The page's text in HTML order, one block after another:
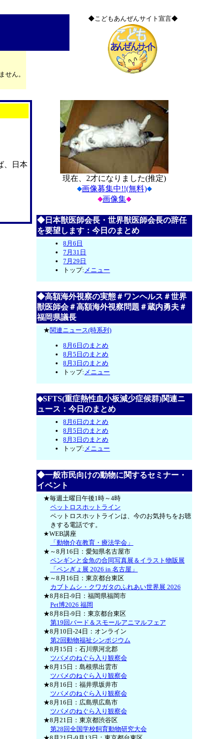
せん。
◆こどもあんぜんサイト宣言◆
、日本
現在、2才になりました(推定)
画像募集中!!(無料)
画像集
◆日本獣医師会長・世界獣医師会長の辞任
を要望します：今日のまとめ
8月6日
7月31日
7月29日
トップ: メニュー
◆高額海外視察の実態＃ワンヘルス＃世界
獣医師会＃高額海外視察問題＃蔵内勇夫＃
福岡県議長
★関連ニュース(時系列)
8月6日のまとめ
8月5日のまとめ
8月3日のまとめ
トップ: メニュー
◆SFTS(重症熱性血小板減少症候群)関連ニ
ュース：今日のまとめ
8月6日のまとめ
8月5日のまとめ
8月3日のまとめ
トップ: メニュー
◆一般市民向けの動物に関するセミナー・
イベント
★毎週土曜日午後1時～4時
ペットロスホットライン
ペットロスホットラインは、今のお気持ちをお聴
きする電話です。
★WEB講座
「動物介在教育・療法学会」
★～8月16日：愛知県名古屋市
ペンギンと金魚の合同写真展＆イラスト物販展
「ペンぎょ展 2026 in 名古屋」
★～8月16日：東京都台東区
カブトムシ・クワガタのふれあい世界展 2026
★8月8日-9日：福岡県福岡市
Pet博2026 福岡
★8月8日-9日：東京都台東区
第19回バード＆スモールアニマルフェア
★8月10日-24日：オンライン
第2回動物福祉シンポジウム
★8月15日：石川県河北郡
ツバメのねぐら入り観察会
★8月15日：島根県出雲市
ツバメのねぐら入り観察会
★8月16日：福井県坂井市
ツバメのねぐら入り観察会
★8月16日：広島県広島市
ツバメのねぐら入り観察会
★8月21日：東京都渋谷区
第28回全国学校飼育動物研究大会